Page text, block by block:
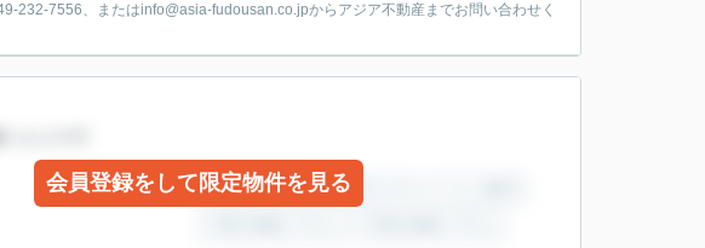
232-7556、またはinfo@asia-fudousan.co.jpからアジア不動産までお問い合わせく
会員登録をして限定物件を見る